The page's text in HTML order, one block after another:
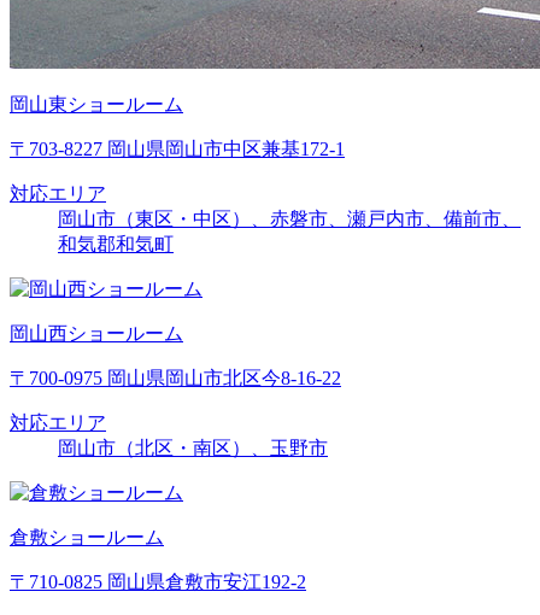
岡山東ショールーム
〒703-8227 岡山県岡山市中区兼基172-1
対応エリア
岡山市（東区・中区）、赤磐市、瀬戸内市、備前市、
和気郡和気町
岡山西ショールーム
〒700-0975 岡山県岡山市北区今8-16-22
対応エリア
岡山市（北区・南区）、玉野市
倉敷ショールーム
〒710-0825 岡山県倉敷市安江192-2